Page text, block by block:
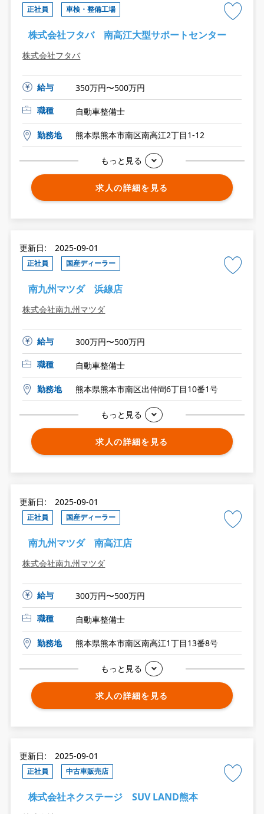
正社員 車検・整備工場
株式会社フタバ 南高江大型サポートセンター
株式会社フタバ
給与
350万円〜500万円
職種
自動車整備士
勤務地 熊本県熊本市南区南高江2丁目1-12
もっと見る
求人の詳細を見る
更新日: 2025-09-01
正社員 国産ディーラー
南九州マツダ 浜線店
株式会社南九州マツダ
給与
300万円〜500万円
職種
自動車整備士
勤務地 熊本県熊本市南区出仲間6丁目10番1号
もっと見る
求人の詳細を見る
更新日: 2025-09-01
正社員 国産ディーラー
南九州マツダ 南高江店
株式会社南九州マツダ
給与
300万円〜500万円
職種
自動車整備士
勤務地 熊本県熊本市南区南高江1丁目13番8号
もっと見る
求人の詳細を見る
更新日: 2025-09-01
正社員 中古車販売店
株式会社ネクステージ SUV LAND熊本